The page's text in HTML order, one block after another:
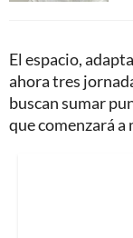
El espacio,
ahora tres
buscan sumar
que comenzará a